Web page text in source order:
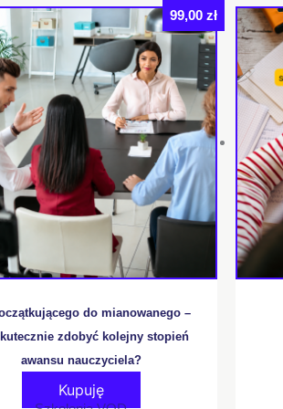
do mianowanego –
zdobyć kolejny stopień
awansu nauczyciela?
99,00 zł
Kupuję